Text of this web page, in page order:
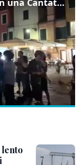
Venezia omaggia Guccini con una Cantata Anarchica in campo Santa Margherita